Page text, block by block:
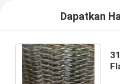
Dapatkan